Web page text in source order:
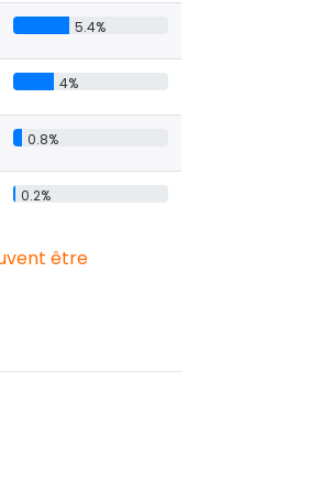
5.4%
4%
0.8%
0.2%
être